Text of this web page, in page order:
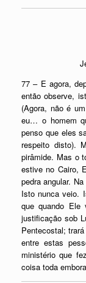
77 – E agora,
então observe,
(Agora, não é
eu… o homem
penso que eles
respeito disto).
pirâmide. Mas o
estive no Cairo,
pedra angular.
Isto nunca veio.
que quando
justificação sob
Pentecostal;
entre estas
ministério que
coisa toda